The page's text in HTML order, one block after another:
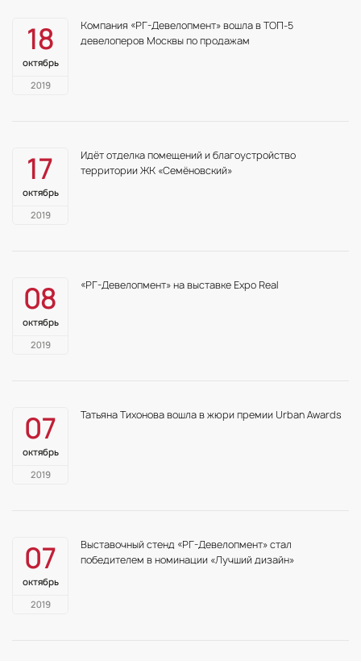
18
октябрь
2019
Компания «РГ-Девелопмент» вошла в ТОП-5
девелоперов Москвы по продажам
17
октябрь
2019
Идёт отделка помещений и благоустройство
территории ЖК «Семёновский»
08
октябрь
2019
«РГ-Девелопмент» на выставке Expo Real
07
октябрь
2019
Татьяна Тихонова вошла в жюри премии Urban Awards
07
октябрь
2019
Выставочный стенд «РГ-Девелопмент» стал
победителем в номинации «Лучший дизайн»